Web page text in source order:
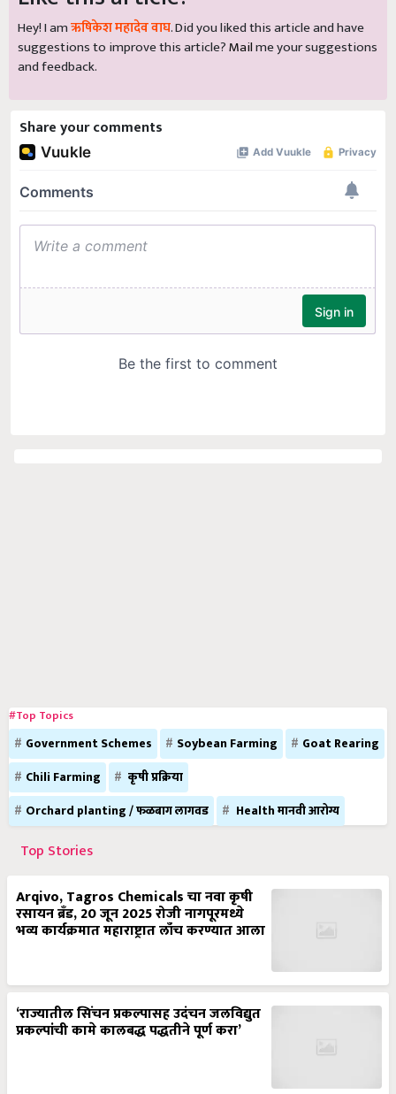
Hey! I amऋषिकेश महादेव वाघ. Did you liked this article and have
suggestions to improve this article?Mailme your suggestions
and feedback.
Share your comments
#Top Topics
Government Schemes Soybean Farming
Goat Rearing
Chili Farming
कृषी प्रक्रिया
Orchard planting / फळबाग लागवड
Health मानवी आरोग्य
Top Stories
Arqivo, Tagros Chemicals चा नवा कृषी
रसायन ब्रँड, 20 जून 2025 रोजी नागपूरमध्ये
भव्य कार्यक्रमात महाराष्ट्रात लाँच करण्यात आला
‘राज्यातील सिंचन प्रकल्पासह उदंचन जलविद्युत
प्रकल्पांची कामे कालबद्ध पद्धतीने पूर्ण करा’